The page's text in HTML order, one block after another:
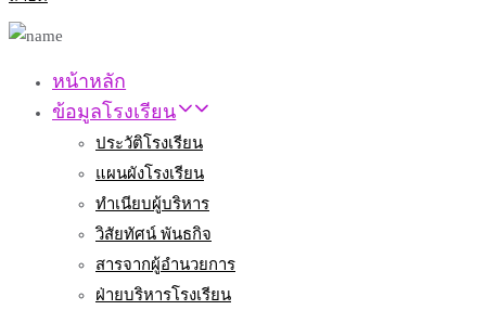
หน้าหลัก
ข้อมูลโรงเรียน
ประวัติโรงเรียน
แผนผังโรงเรียน
ทำเนียบผู้บริหาร
วิสัยทัศน์ พันธกิจ
สารจากผู้อำนวยการ
ฝ่ายบริหารโรงเรียน